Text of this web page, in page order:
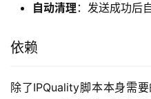
自动清理 ：发送成功后
依赖
除了IPQuality脚本本身需